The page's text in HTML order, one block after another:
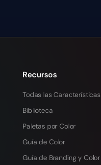
Recursos
Todas las Características
Biblioteca
Paletas por Color
Guía de Color
Guía de Branding y Color